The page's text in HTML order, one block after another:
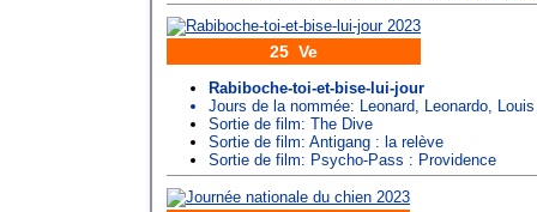
25 Ve
Rabiboche-toi-et-bise-lui-jour
Jours de la nommée: Leonard, Leonardo, Louis
Sortie de film: The Dive
Sortie de film: Antigang : la relève
Sortie de film: Psycho-Pass : Providence